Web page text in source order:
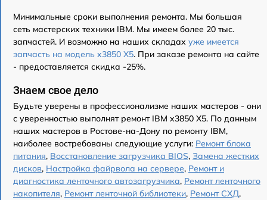
Минимальные сроки выполнения ремонта. Мы большая
сеть мастерских техники IBM. Мы имеем более 20 тыс.
запчастей. И возможно на наших складах уже имеется
запчасть на модель x3850 X5. При заказе ремонта на сайте
- предоставляется скидка -25%.
Знаем свое дело
Будьте уверены в профессионализме наших мастеров - они
с уверенностью выполнят ремонт IBM x3850 X5. По данным
наших мастеров в Ростове-на-Дону по ремонту IBM,
наиболее востребованы следующие услуги: Ремонт блока
питания, Восстановление загрузчика BIOS, Замена жестких
дисков, Настройка файрвола на сервере, Ремонт и
диагностика ленточного автозагрузчика, Ремонт ленточного
накопителя, Ремонт ленточной библиотеки, Ремонт СХД,